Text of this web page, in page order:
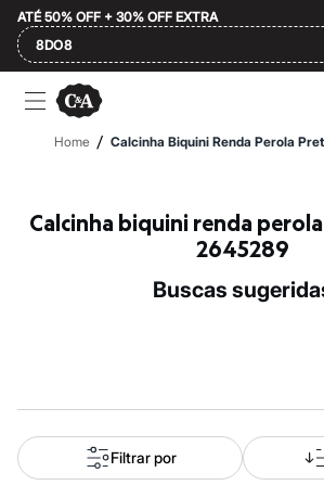
ATÉ 50% OFF + 30% OFF EXTRA
8DO8
Ofertas
Compre por Departamento
Feminino
Masculino
Mindse7
Plus Size
Novidades
Roupas
Blusas e Camisetas
Básicos
Home / Calcinha Biquini Renda Perola
Calcinha biquini renda perola preto 10535
2645289
buscas
Filtrar por